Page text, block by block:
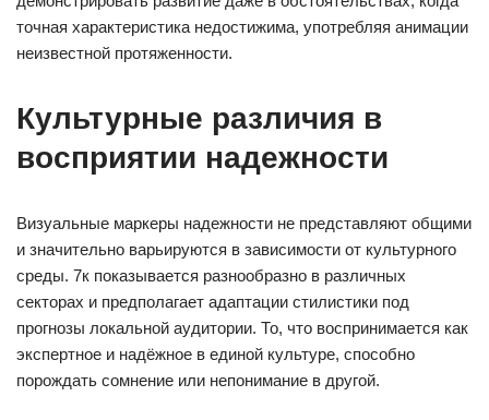
точная характеристика недостижима, употребляя анимации
неизвестной протяженности.
Культурные различия в
восприятии надежности
Визуальные маркеры надежности не представляют общими
и значительно варьируются в зависимости от культурного
среды. 7к показывается разнообразно в различных
секторах и предполагает адаптации стилистики под
прогнозы локальной аудитории. То, что воспринимается как
экспертное и надёжное в единой культуре, способно
порождать сомнение или непонимание в другой.